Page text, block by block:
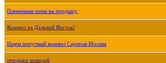
Племенные пони на продажу.
Коневоз на Дальний Восток!
Ищем попутный коневоз Саратов-Москва
продажа лошадей